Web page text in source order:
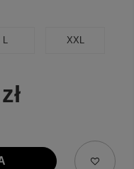
L XXL